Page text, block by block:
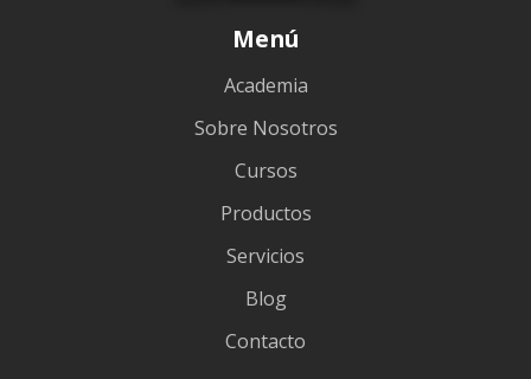
Menú
Academia
Sobre Nosotros
Cursos
Productos
Servicios
Blog
Contacto